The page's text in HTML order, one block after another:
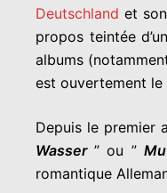
Deutschland et
propos teintée
albums
est ouvertement le
Depuis le premier
Wasser” ou ”
romantique